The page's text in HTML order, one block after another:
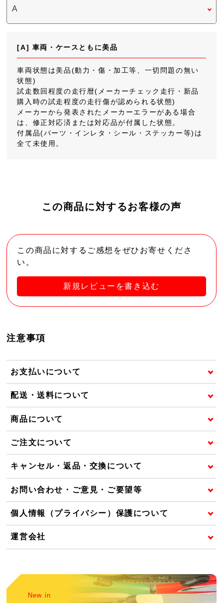
[A] 車両・ケースともに美品
車両状態は美品(動力・傷・加工等、一切問題の無い
状態)
試走数回程度の走行暦(メーカーチェック走行・新品
購入時の試走程度の走行傷が認められる状態)
メーカーから発表されたメーカーエラーがある場合
は、修正対応済または対応品が付属した状態。
付属品(パーツ・インレタ・シール・ステッカー等)は
全て未使用。
この商品に対するお客様の声
この商品に対するご感想をぜひお寄せくださ
い。
新規レビューを書き込む
注意事項
お支払いについて
配送・送料について
商品について
ご注文について
キャンセル・返品・交換について
お問い合わせ・ご意見・ご要望等
個人情報（プライバシー）保護について
運営会社
New in